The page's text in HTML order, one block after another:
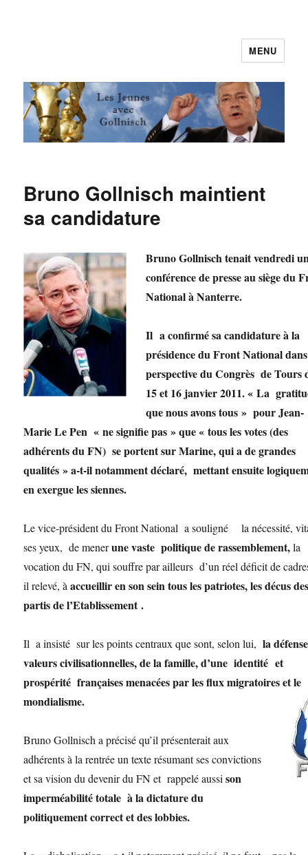
MENU
Bruno Gollnisch maintient
sa candidature
Bruno Gollnischtenait vendredi
conférence de presse au siège du
National à Nanterre.
Il a confirmé sa candidature à la
présidence du Front National
perspective du Congrès de Tours
15 et 16 janvier 2011. « La
que nous avons tous » pour Jean-
Marie Le Pen « ne signifie pas » que « tous les votes (des
adhérents du FN) se portent sur Marine, qui a de grandes
qualités » a-t-il notamment déclaré, mettant ensuite
en exergue les siennes.
Le vice-président du Front National a souligné la nécessité,
ses yeux, de menerune vaste politique de rassemblement,la
vocation du FN, qui souffre par ailleurs d’un réel déficit de
il relevé, àaccueillir en son sein tous les patriotes, les décus
partis de l’Etablissement .
Il a insisté sur les points centraux que sont, selon lui,la
valeurs civilisationnelles, de la famille, d’une identité et
prospérité françaises menacées par les flux migratoires et le
mondialisme.
Bruno Gollnisch a précisé qu’il présenterait aux
adhérents à la rentrée un texte résumant ses convictions
et sa vision du devenir du FN et rappelé aussison
imperméabilité totale à la dictature du
politiquement correct et des lobbies.